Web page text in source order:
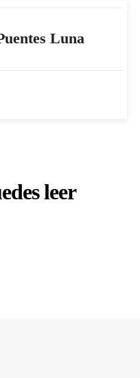
Luna
leer